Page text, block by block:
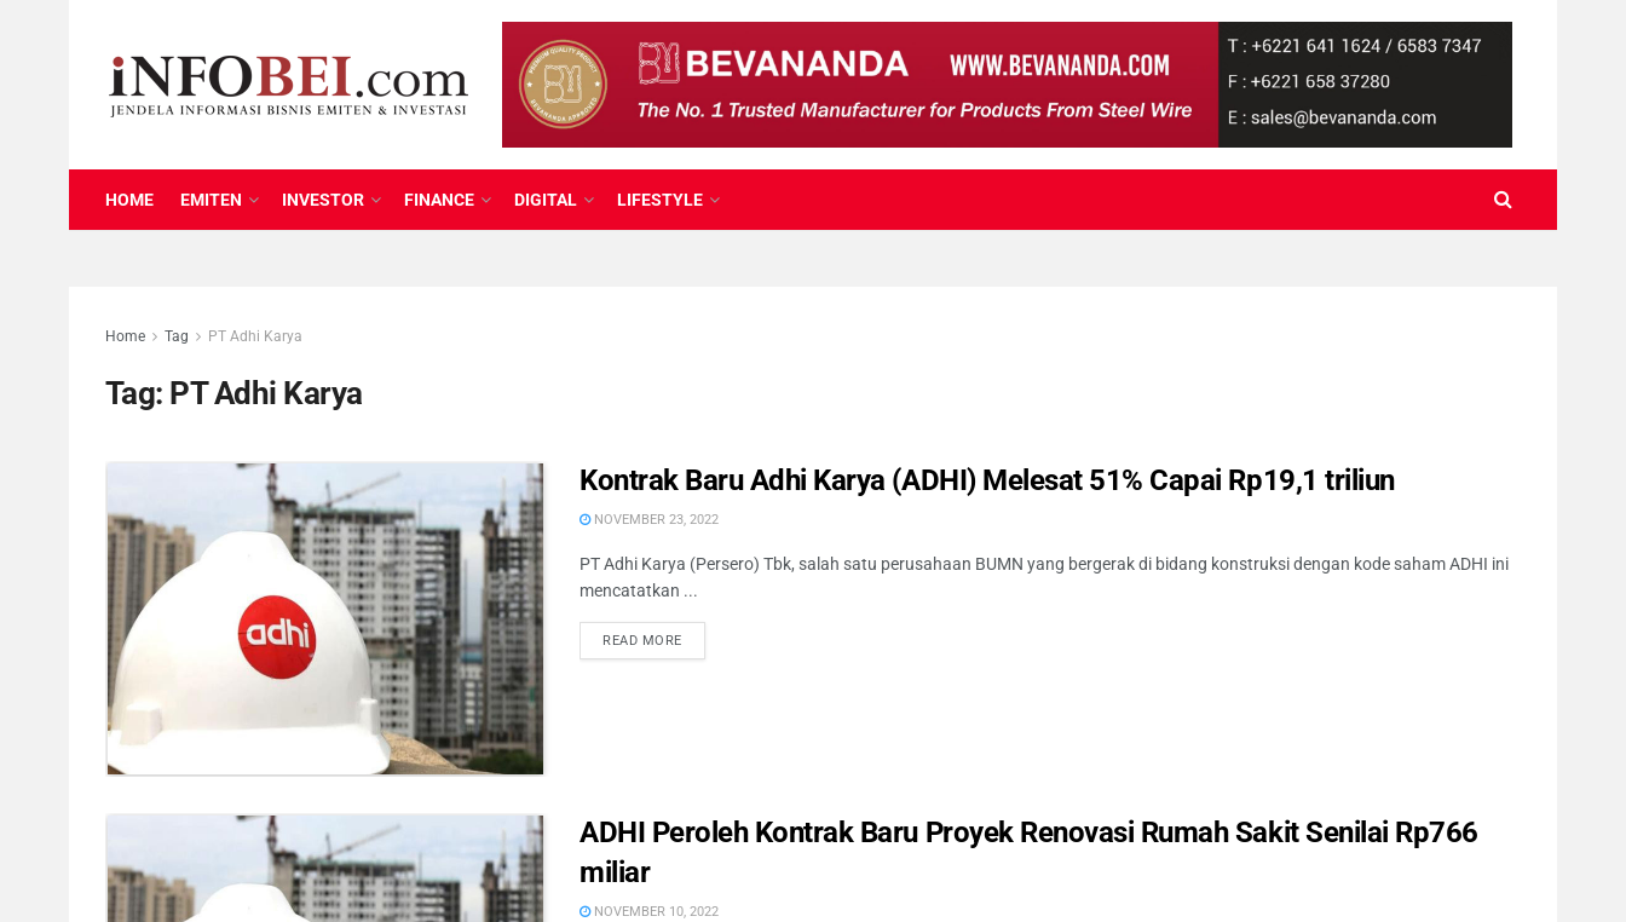
HOME EMITEN INVESTOR FINANCE DIGITAL LIFESTYLE
Home Tag PT Adhi Karya
Tag: PT Adhi Karya
Kontrak Baru Adhi Karya (ADHI) Melesat 51% Capai Rp19,1 triliun
NOVEMBER 23, 2022
PT Adhi Karya (Persero) Tbk, salah satu perusahaan BUMN yang bergerak di bidang konstruksi dengan kode saham ADHI ini
mencatatkan ...
READ MORE
ADHI Peroleh Kontrak Baru Proyek Renovasi Rumah Sakit Senilai Rp766
miliar
NOVEMBER 10, 2022